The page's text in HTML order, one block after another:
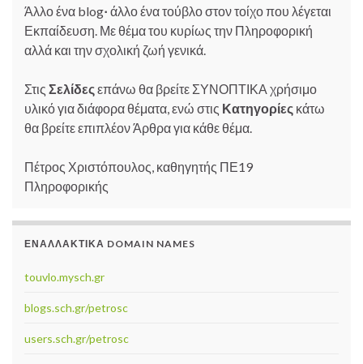
Άλλο ένα blog· άλλο ένα τούβλο στον τοίχο που λέγεται
Εκπαίδευση. Με θέμα του κυρίως την Πληροφορική
αλλά και την σχολική ζωή γενικά.
Στις Σελίδεςεπάνω θα βρείτε ΣΥΝΟΠΤΙΚΑ χρήσιμο
υλικό για διάφορα θέματα, ενώ στις Κατηγορίες κάτω
θα βρείτε επιπλέον Άρθρα για κάθε θέμα.
Πέτρος Χριστόπουλος, καθηγητής ΠΕ19
Πληροφορικής
ΕΝΑΛΛΑΚΤΙΚΆ DOMAIN NAMES
touvlo.mysch.gr
blogs.sch.gr/petrosc
users.sch.gr/petrosc